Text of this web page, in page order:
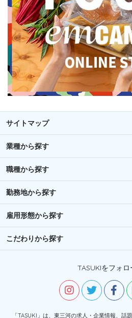
サイトマップ
業種から探す
職種から探す
勤務地から探す
雇用形態から探す
こだわりから探す
TASUKIをフォロ
「TASUKI」は、東三河の求人・企業情報、話